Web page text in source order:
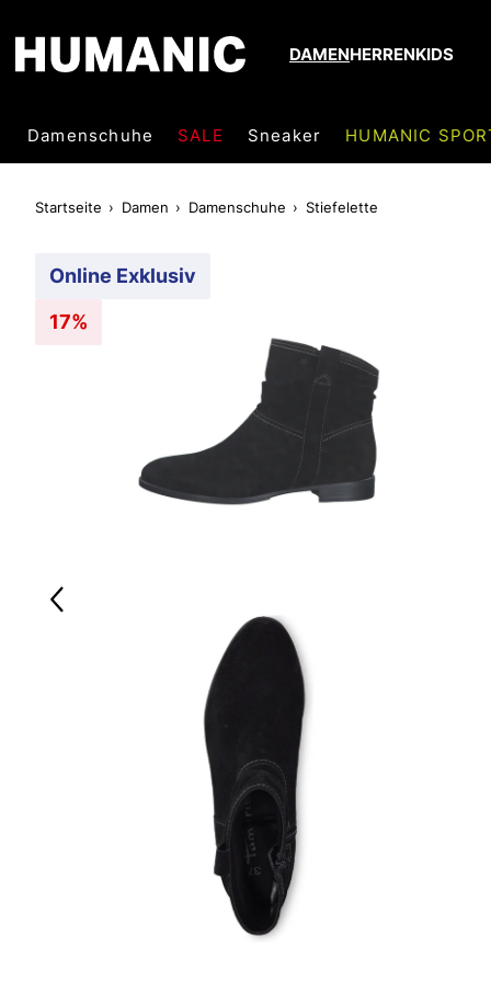
DAMENHERRENKIDS
Damenschuhe SALE Sneaker HUMANIC
Startseite Damen Damenschuhe Stiefelette
Online Exklusiv
17%